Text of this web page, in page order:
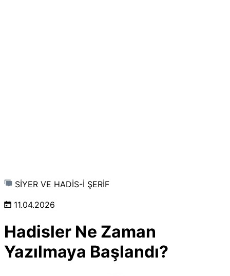
SİYER VE HADİS-İ ŞERİF
11.04.2026
Hadisler Ne Zaman
Yazılmaya Başlandı?